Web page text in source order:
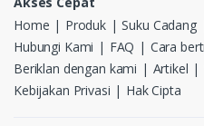
Home
Produk Suku Cadang
Hubungi Kami
FAQ Cara
Beriklan dengan kami
Artikel
Kebijakan Privasi
Hak Cipta